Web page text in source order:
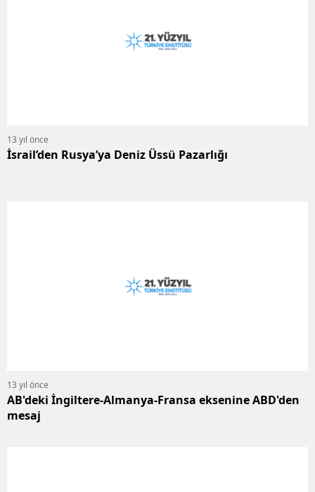
13 yıl önce
İsrail’den Rusya’ya Deniz Üssü Pazarlığı
13 yıl önce
AB'deki İngiltere-Almanya-Fransa eksenine ABD'den
mesaj